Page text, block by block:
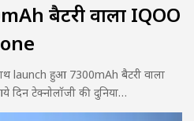
बैटरी वाला IQOO
launch हुआ 7300mAh बैटरी वाला
टेक्नोलॉजी की दुनिया…